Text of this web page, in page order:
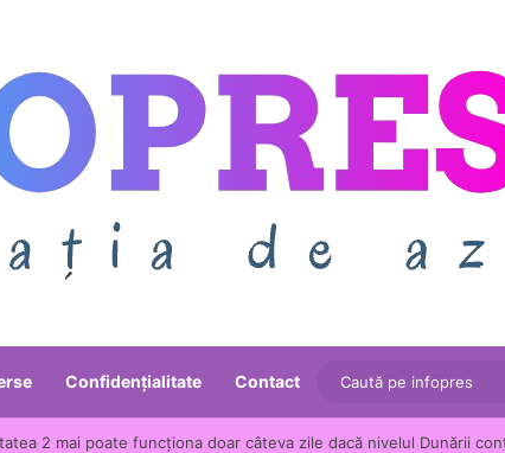
Confidențialitate Contact
2 mai poate funcționa doar câteva zile dacă nivelul Dunării